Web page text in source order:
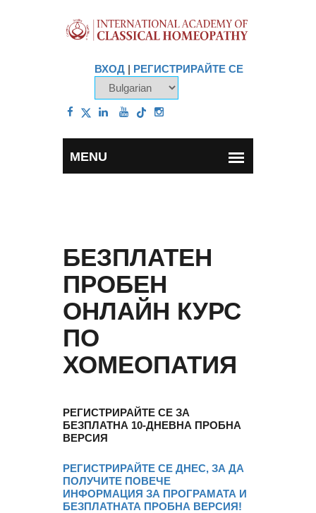
ВХОД | РЕГИСТРИРАЙТЕ СЕ
БЕЗПЛАТЕН
ПРОБЕН
ОНЛАЙН КУРС
ПО
ХОМЕОПАТИЯ
РЕГИСТРИРАЙТЕ СЕ ЗА
БЕЗПЛАТНА 10-ДНЕВНА ПРОБНА
ВЕРСИЯ
РЕГИСТРИРАЙТЕ СЕ ДНЕС, ЗА ДА
ПОЛУЧИТЕ ПОВЕЧЕ
ИНФОРМАЦИЯ ЗА ПРОГРАМАТА И
БЕЗПЛАТНАТА ПРОБНА ВЕРСИЯ!